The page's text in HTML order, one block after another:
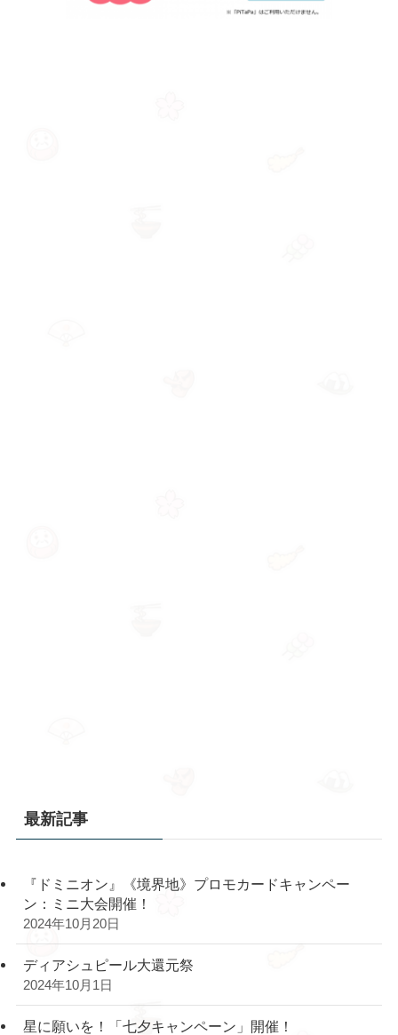
最新記事
『ドミニオン』《境界地》プロモカードキャンペー
ン：ミニ大会開催！
2024年10月20日
ディアシュピール大還元祭
2024年10月1日
星に願いを！「七夕キャンペーン」開催！